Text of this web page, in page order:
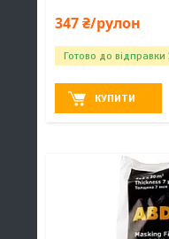
347 ₴/рулон
Готово до відправки
КУПИТИ